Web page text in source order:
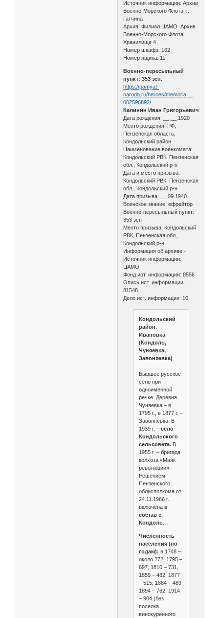
Источник информации: Архив
Военно-Морского Флота, г.
Гатчина
Архив: Филиал ЦАМО. Архив
Военно-Морского Флота.
Хранилище 4
Номер шкафа: 162
Номер ящика: 11
Военно-пересыльный
пункт: 353 зсп.
https://pamyat-
naroda.ru/heroes/memoria …
002596892/
Калинин Иван Григорьевич
Дата рождения: __.__.1920
Место рождения: РФ,
Пензенская область,
Кондольский район
Наименование военкомата:
Кондольский РВК, Пензенская
обл., Кондольский р-н
Дата и место призыва:
Кондольский РВК, Пензенская
обл., Кондольский р-н
Дата призыва: __.09.1940
Воинское звание: ефрейтор
Военно-пересыльный пункт:
353 зсп
Место призыва: Кондольский
РВК, Пензенская обл.,
Кондольский р-н
Информация об архиве -
Источник информации:
ЦАМО
Фонд ист. информации: 8556
Опись ист. информации:
81548
Дело ист. информации: 10
Кондольский
район.
Ивановка
(Кондоль,
Чуняевка,
Завоняевка)
Бывшее русское
село при
одноименной
речке. Деревня
Чуняевка – в
1795 г., в 1877 г. –
Завоняевка. В
1939 г. – село
Кондольского
сельсовета. В
1955 г. – бригада
колхоза «Маяк
революции».
Решением
Пензенского
облисполкома от
24.11.1966 г.
включенав
состав с.
Кондоль.
Численность
населения (по
годам): в 1748 –
около 272, 1795 –
697, 1810 – 731,
1859 – 482, 1877
– 515, 1884 – 489,
1894 – 762, 1914
– 904 (без
поселка
винокуренного